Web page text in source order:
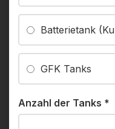
Batterietank
GFK Tanks
Anzahl der Tanks *